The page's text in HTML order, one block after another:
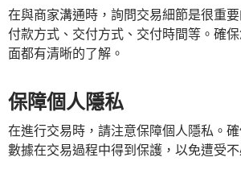
在與商家溝通時，詢問交易細節是很重
付款方式、交付方式、交付時間等。確
面都有清晰的了解。
保障個人隱私
在進行交易時，請注意保障個人隱私。
數據在交易過程中得到保護，以免遭受不